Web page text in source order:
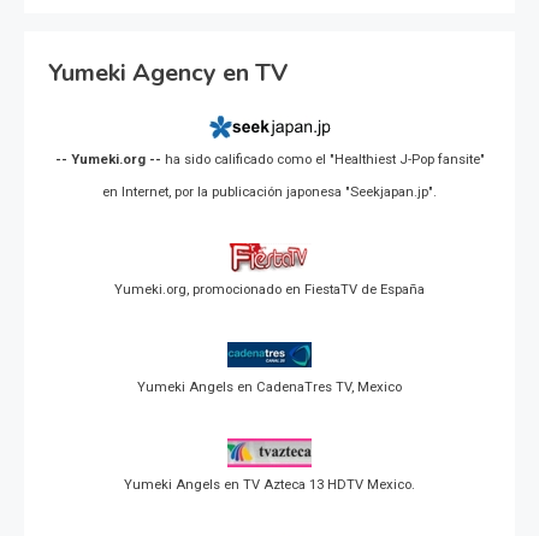
Yumeki Agency en TV
-- Yumeki.org -- ha sido calificado como el "Healthiest J-Pop fansite"
en Internet, por la publicación japonesa "Seekjapan.jp".
Yumeki.org, promocionado en FiestaTV de España
Yumeki Angels en CadenaTres TV, Mexico
Yumeki Angels en TV Azteca 13 HDTV Mexico.